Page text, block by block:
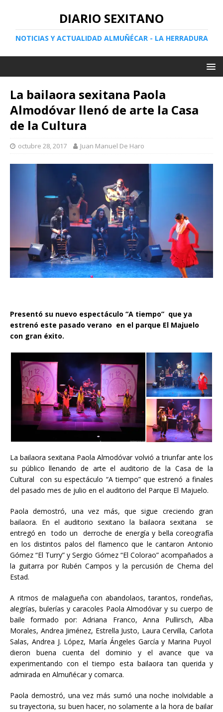
DIARIO SEXITANO
NOTICIAS Y ACTUALIDAD ALMUÑÉCAR - LA HERRADURA
La bailaora sexitana Paola
Almodóvar llenó de arte la Casa
de la Cultura
octubre 28, 2017 Juan Manuel De Haro
Presentó su nuevo espectáculo “A tiempo” que ya
estrenó este pasado verano en el parque El Majuelo
con gran éxito.
La bailaora sexitana Paola Almodóvar volvió a triunfar ante los
su público llenando de arte el auditorio de la Casa de la
Cultural con su espectáculo “A tiempo” que estrenó a finales
del pasado mes de julio en el auditorio del Parque El Majuelo.
Paola demostró, una vez más, que sigue creciendo gran
bailaora. En el auditorio sexitano la bailaora sexitana se
entregó en todo un derroche de energía y bella coreografía
en los distintos palos del flamenco que le cantaron Antonio
Gómez “El Turry” y Sergio Gómez “El Colorao” acompañados a
la guitarra por Rubén Campos y la percusión de Chema del
Estad.
A ritmos de malagueña con abandolaos, tarantos, rondeñas,
alegrías, bulerías y caracoles Paola Almodóvar y su cuerpo de
baile formado por: Adriana Franco, Anna Pullirsch, Alba
Morales, Andrea Jiménez, Estrella Justo, Laura Cervilla, Carlota
Salas, Andrea J. López, María Ángeles García y Marina Puyol
dieron buena cuenta del dominio y el avance que va
experimentando con el tiempo esta bailaora tan querida y
admirada en Almuñécar y comarca.
Paola demostró, una vez más sumó una noche inolvidable a
su trayectoria, su buen hacer, no solamente a la hora de bailar